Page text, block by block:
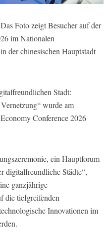
Foto zeigt Besucher auf der
im Nationalen
der chinesischen Hauptstadt
Stadt:
wurde am
Conference 2026
ein Hauptforum
digitalfreundliche Städte“,
ganzjährige
die tiefgreifenden
Innovationen im